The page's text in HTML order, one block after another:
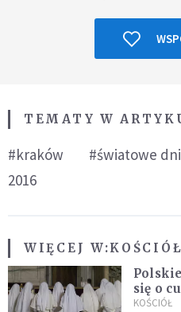
TEMATY W
#kraków #światowe
2016
WIĘCEJ W:KOŚCIÓŁ
się o
Pana
KOŚCIÓŁ